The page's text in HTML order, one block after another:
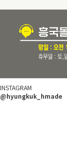
INSTAGRAM
@hyungkuk_hmade